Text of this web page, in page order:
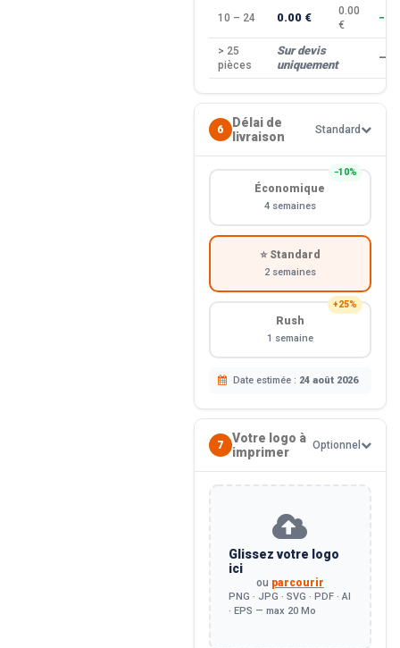
10 – 24 0.00 €
0.00
€
> 25
pièces
Sur devis
uniquement
—
6
Délai de
livraison
Standard
−10%
Économique
4 semaines
⭐ Standard
2 semaines
+25%
Rush
1 semaine
Date estimée : 24 août 2026
7
Votre logo à
imprimer
Optionnel
Glissez votre logo
ici
ou parcourir
PNG · JPG · SVG · PDF · AI
· EPS — max 20 Mo